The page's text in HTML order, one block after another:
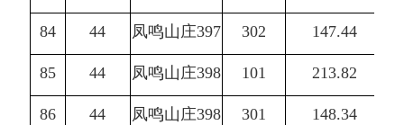
84 44 凤鸣山庄397 302 147.44
85 44 凤鸣山庄398 101 213.82
86 44 凤鸣山庄398 301 148.34